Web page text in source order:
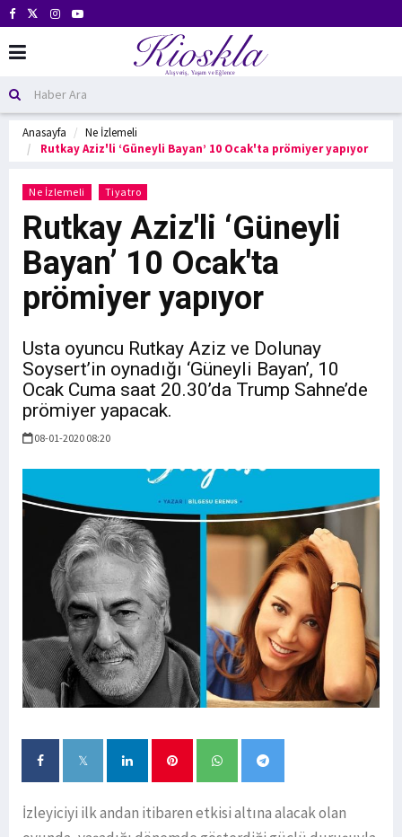
Anasayfa
Ne İzlemeli
Rutkay Aziz'li ‘Güneyli Bayan’ 10 Ocak'ta prömiyer yapıyor
Ne İzlemeli Tiyatro
Rutkay Aziz'li ‘Güneyli
Bayan’ 10 Ocak'ta
prömiyer yapıyor
Usta oyuncu Rutkay Aziz ve Dolunay
Soysert’in oynadığı ‘Güneyli Bayan’, 10
Ocak Cuma saat 20.30’da Trump Sahne’de
prömiyer yapacak.
08-01-2020 08:20
İzleyiciyi ilk andan itibaren etkisi altına alacak olan